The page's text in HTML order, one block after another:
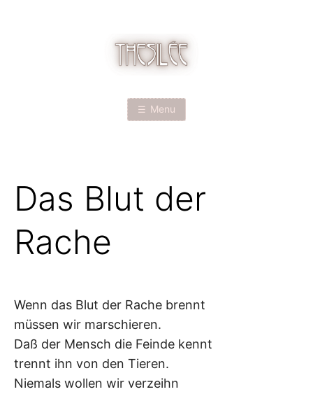
–
Menu
Das Blut der
Rache
Wenn das Blut der Rache brennt
müssen wir marschieren.
Daß der Mensch die Feinde kennt
trennt ihn von den Tieren.
Niemals wollen wir verzeihn